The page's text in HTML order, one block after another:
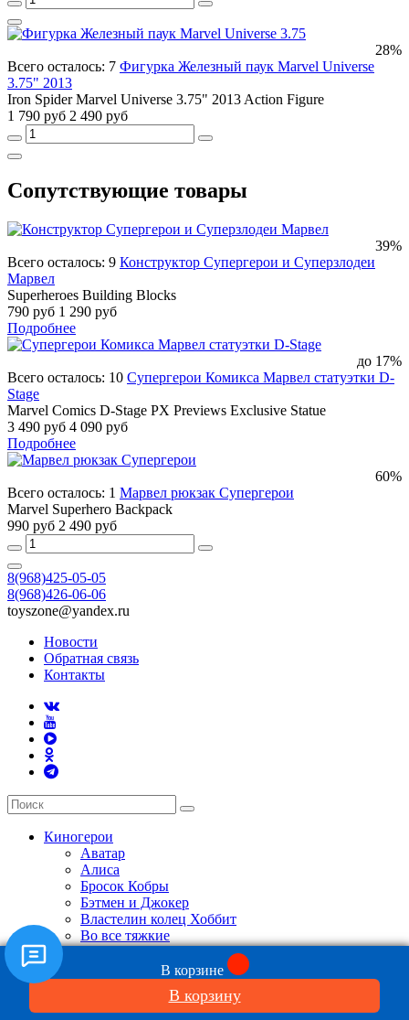
28%
Всего осталось: 7 Фигурка Железный паук Marvel Universe
3.75" 2013
Iron Spider Marvel Universe 3.75" 2013 Action Figure
1 790 руб 2 490 руб
Сопутствующие товары
39%
Всего осталось: 9 Конструктор Супергерои и Суперзлодеи
Марвел
Superheroes Building Blocks
790 руб 1 290 руб
Подробнее
до 17%
Всего осталось: 10 Супергерои Комикса Марвел статуэтки D-
Stage
Marvel Comics D-Stage PX Previews Exclusive Statue
3 490 руб 4 090 руб
Подробнее
60%
Всего осталось: 1 Марвел рюкзак Супергерои
Marvel Superhero Backpack
990 руб 2 490 руб
8(968)425-05-05
8(968)426-06-06
toyszone@yandex.ru
Новости
Обратная связь
Контакты
В корзине
В корзину
Киногерои
Аватар
Алиса
Бросок Кобры
Бэтмен и Джокер
Властелин колец Хоббит
Во все тяжкие
Гарри Поттер
Железный человек